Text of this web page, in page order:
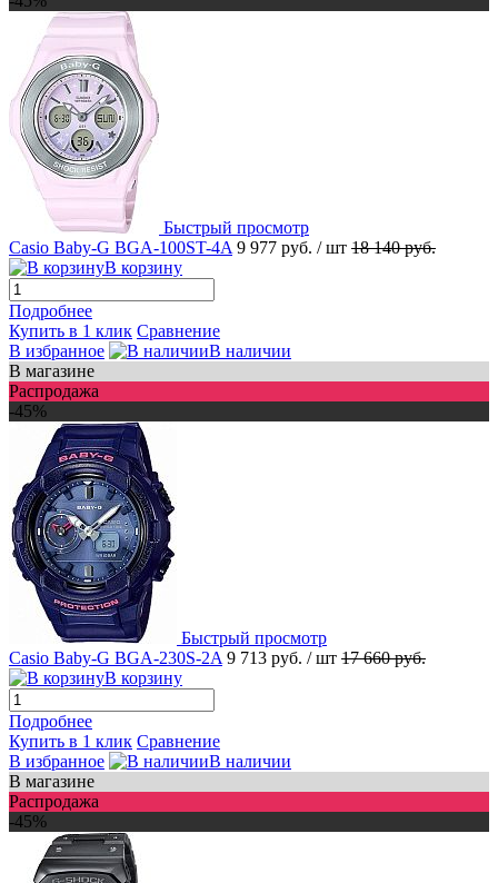
Быстрый просмотр
Casio Baby-G BGA-100ST-4A 9 977 руб. / шт 18 140 руб.
В корзину
Подробнее
Купить в 1 клик Сравнение
В избранное
В наличии
В магазине
Распродажа
-45%
Быстрый просмотр
Casio Baby-G BGA-230S-2A 9 713 руб. / шт 17 660 руб.
В корзину
Подробнее
Купить в 1 клик Сравнение
В избранное
В наличии
В магазине
Распродажа
-45%